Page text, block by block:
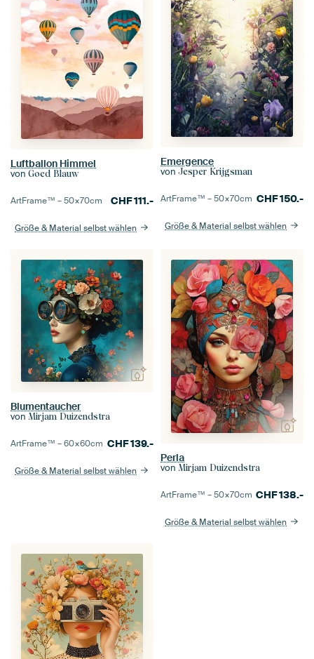
Luftballon Himmel
von Goed Blauw
ArtFrame™ –50×70cm CHF111.-
Größe & Material selbst wählen
Emergence
von Jesper Krijgsman
ArtFrame™ –50×70cm CHF150.-
Größe & Material selbst wählen
Blumentaucher
von Mirjam Duizendstra
ArtFrame™ –60×60cm CHF139.-
Größe & Material selbst wählen
Perla
von Mirjam Duizendstra
ArtFrame™ –50×70cm CHF138.-
Größe & Material selbst wählen